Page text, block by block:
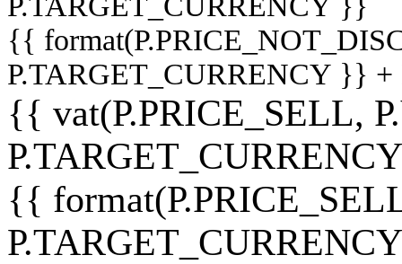
{{
P.TARGET_CURRENCY }}
{{ vat(P.PRICE_SELL,
{{